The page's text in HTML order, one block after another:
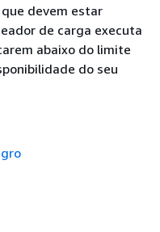
devem estar
de carga executa
abaixo do limite
do seu